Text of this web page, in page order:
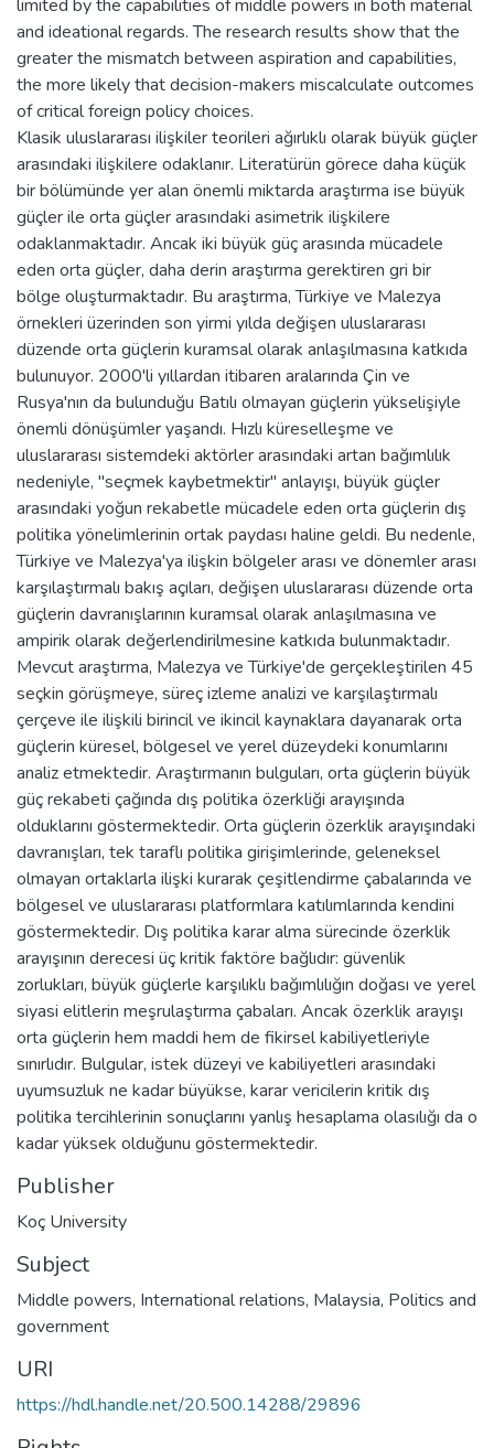
limited by the capabilities of middle powers in both material
and ideational regards. The research results show that the
greater the mismatch between aspiration and capabilities,
the more likely that decision-makers miscalculate outcomes
of critical foreign policy choices.
Klasik uluslararası ilişkiler teorileri ağırlıklı olarak büyük güçler
arasındaki ilişkilere odaklanır. Literatürün görece daha küçük
bir bölümünde yer alan önemli miktarda araştırma ise büyük
güçler ile orta güçler arasındaki asimetrik ilişkilere
odaklanmaktadır. Ancak iki büyük güç arasında mücadele
eden orta güçler, daha derin araştırma gerektiren gri bir
bölge oluşturmaktadır. Bu araştırma, Türkiye ve Malezya
örnekleri üzerinden son yirmi yılda değişen uluslararası
düzende orta güçlerin kuramsal olarak anlaşılmasına katkıda
bulunuyor. 2000'li yıllardan itibaren aralarında Çin ve
Rusya'nın da bulunduğu Batılı olmayan güçlerin yükselişiyle
önemli dönüşümler yaşandı. Hızlı küreselleşme ve
uluslararası sistemdeki aktörler arasındaki artan bağımlılık
nedeniyle, "seçmek kaybetmektir" anlayışı, büyük güçler
arasındaki yoğun rekabetle mücadele eden orta güçlerin dış
politika yönelimlerinin ortak paydası haline geldi. Bu nedenle,
Türkiye ve Malezya'ya ilişkin bölgeler arası ve dönemler arası
karşılaştırmalı bakış açıları, değişen uluslararası düzende orta
güçlerin davranışlarının kuramsal olarak anlaşılmasına ve
ampirik olarak değerlendirilmesine katkıda bulunmaktadır.
Mevcut araştırma, Malezya ve Türkiye'de gerçekleştirilen 45
seçkin görüşmeye, süreç izleme analizi ve karşılaştırmalı
çerçeve ile ilişkili birincil ve ikincil kaynaklara dayanarak orta
güçlerin küresel, bölgesel ve yerel düzeydeki konumlarını
analiz etmektedir. Araştırmanın bulguları, orta güçlerin büyük
güç rekabeti çağında dış politika özerkliği arayışında
olduklarını göstermektedir. Orta güçlerin özerklik arayışındaki
davranışları, tek taraflı politika girişimlerinde, geleneksel
olmayan ortaklarla ilişki kurarak çeşitlendirme çabalarında ve
bölgesel ve uluslararası platformlara katılımlarında kendini
göstermektedir. Dış politika karar alma sürecinde özerklik
arayışının derecesi üç kritik faktöre bağlıdır: güvenlik
zorlukları, büyük güçlerle karşılıklı bağımlılığın doğası ve yerel
siyasi elitlerin meşrulaştırma çabaları. Ancak özerklik arayışı
orta güçlerin hem maddi hem de fikirsel kabiliyetleriyle
sınırlıdır. Bulgular, istek düzeyi ve kabiliyetleri arasındaki
uyumsuzluk ne kadar büyükse, karar vericilerin kritik dış
politika tercihlerinin sonuçlarını yanlış hesaplama olasılığı da o
kadar yüksek olduğunu göstermektedir.
Publisher
Koç University
Subject
Middle powers, International relations, Malaysia, Politics and
government
URI
https://hdl.handle.net/20.500.14288/29896